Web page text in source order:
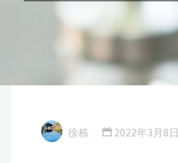
徐栋 2022年3月8日